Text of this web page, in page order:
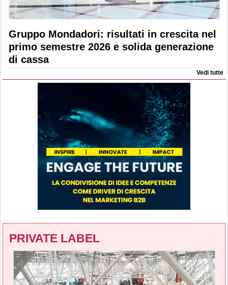
Gruppo Mondadori: risultati in crescita nel
primo semestre 2026 e solida generazione
di cassa
Vedi tutte
PRIVATE LABEL